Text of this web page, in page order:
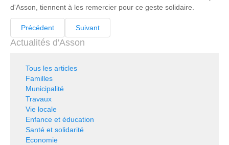
d'Asson, tiennent à les remercier pour ce geste solidaire.
Précédent Suivant
Actualités d'Asson
Tous les articles
Familles
Municipalité
Travaux
Vie locale
Enfance et éducation
Santé et solidarité
Economie